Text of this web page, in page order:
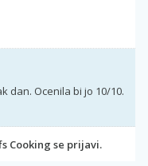
dan. Ocenila bi jo 10/10.
Cooking se prijavi.